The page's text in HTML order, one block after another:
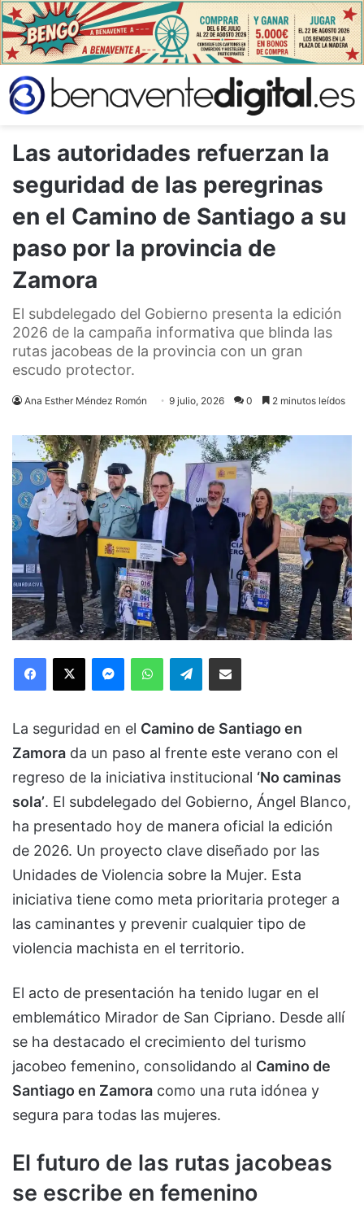
Las autoridades refuerzan la
seguridad de las peregrinas
en el Camino de Santiago a su
paso por la provincia de
Zamora
El subdelegado del Gobierno presenta la edición
2026 de la campaña informativa que blinda las
rutas jacobeas de la provincia con un gran
escudo protector.
Ana Esther Méndez Romón 9 julio, 2026 0 2 minutos leídos
Facebook
X MessengerWhatsAppTelegramCompartir via Email
La seguridad en el Camino de Santiago en
Zamora da un paso al frente este verano con el
regreso de la iniciativa institucional ‘No caminas
sola’. El subdelegado del Gobierno, Ángel Blanco,
ha presentado hoy de manera oficial la edición
de 2026. Un proyecto clave diseñado por las
Unidades de Violencia sobre la Mujer. Esta
iniciativa tiene como meta prioritaria proteger a
las caminantes y prevenir cualquier tipo de
violencia machista en el territorio.
El acto de presentación ha tenido lugar en el
emblemático Mirador de San Cipriano. Desde allí
se ha destacado el crecimiento del turismo
jacobeo femenino, consolidando al Camino de
Santiago en Zamora como una ruta idónea y
segura para todas las mujeres.
El futuro de las rutas jacobeas
se escribe en femenino